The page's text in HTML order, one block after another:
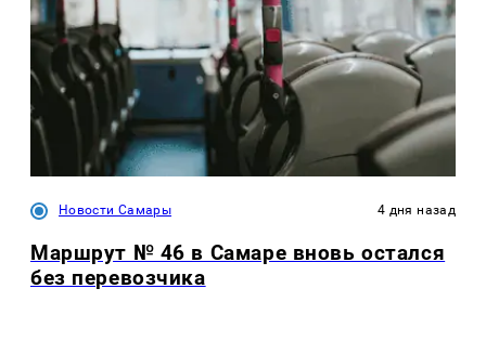
Новости Самары 4 дня назад
Маршрут № 46 в Самаре вновь остался
без перевозчика